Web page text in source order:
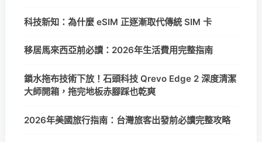
科技新知：為什麼 eSIM 正逐漸取代傳統 SIM 卡
移居馬來西亞前必讀：2026年生活費用完整指南
鎖水拖布技術下放！石頭科技 Qrevo Edge 2 深度清潔
大師開箱，拖完地板赤腳踩也乾爽
2026年美國旅行指南：台灣旅客出發前必讀完整攻略